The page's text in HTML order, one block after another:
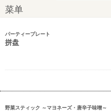
菜单
パーティープレート
拼盘
野菜スティック ～マヨネーズ・唐辛子味噌～